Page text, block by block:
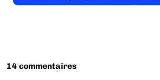
14 commentaires